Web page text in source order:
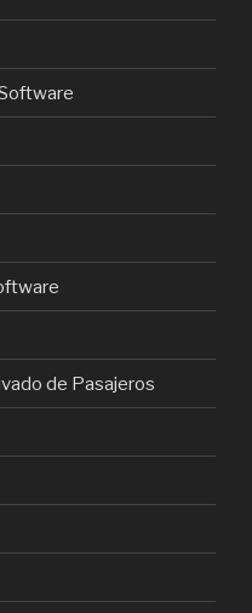
de Pasajeros